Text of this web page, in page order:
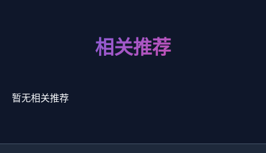
相关推荐
暂无相关推荐